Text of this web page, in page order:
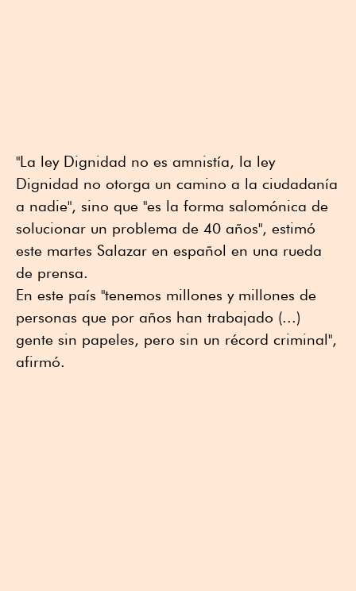
"La ley Dignidad no es amnistía, la ley
Dignidad no otorga un camino a la ciudadanía
a nadie", sino que "es la forma salomónica de
solucionar un problema de 40 años", estimó
este martes Salazar en español en una rueda
de prensa.
En este país "tenemos millones y millones de
personas que por años han trabajado (...)
gente sin papeles, pero sin un récord criminal",
afirmó.